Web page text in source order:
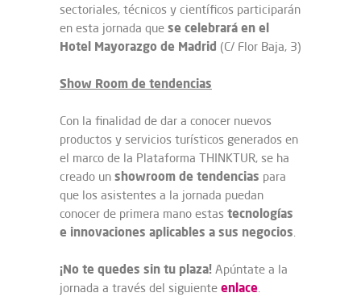
sectoriales, técnicos y científicos participarán
en esta jornada que se celebrará en el
Hotel Mayorazgo de Madrid (C/ Flor Baja, 3)
Show Room de tendencias
Con la finalidad de dar a conocer nuevos
productos y servicios turísticos generados en
el marco de la Plataforma THINKTUR, se ha
creado un showroom de tendencias para
que los asistentes a la jornada puedan
conocer de primera mano estas tecnologías
e innovaciones aplicables a sus negocios.
¡No te quedes sin tu plaza! Apúntate a la
jornada a través del siguiente enlace.